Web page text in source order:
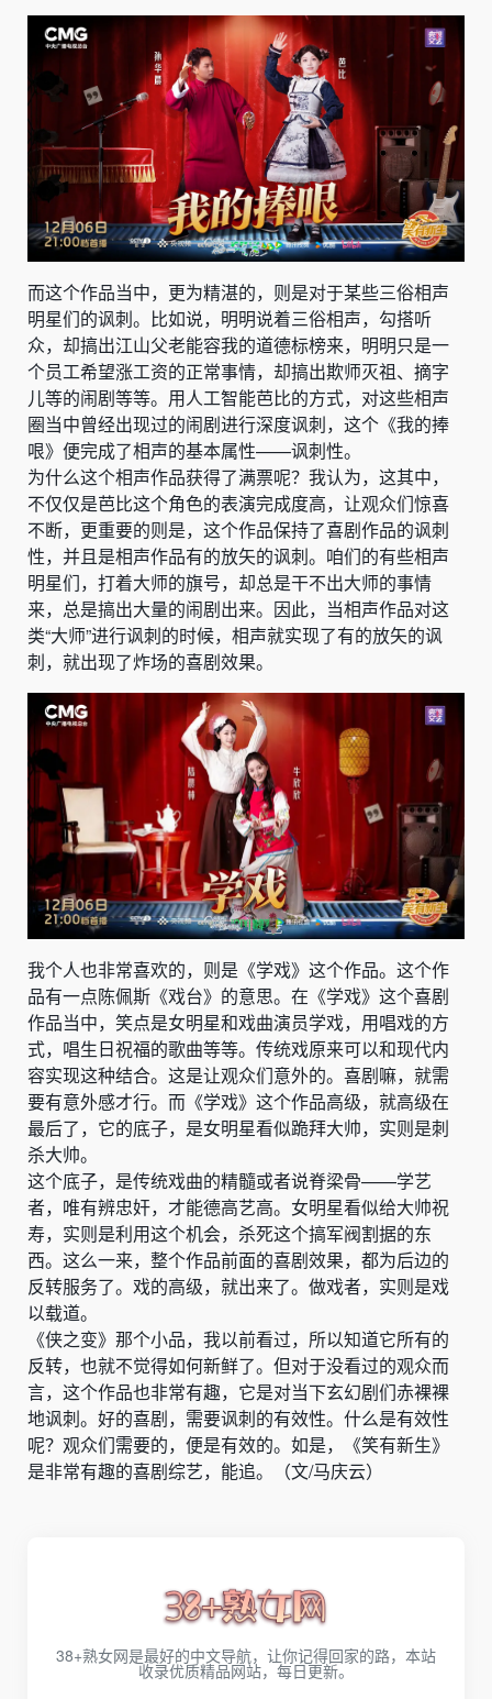
而这个作品当中，更为精湛的，则是对于某些三俗相声
明星们的讽刺。比如说，明明说着三俗相声，勾搭听
众，却搞出江山父老能容我的道德标榜来，明明只是一
个员工希望涨工资的正常事情，却搞出欺师灭祖、摘字
儿等的闹剧等等。用人工智能芭比的方式，对这些相声
圈当中曾经出现过的闹剧进行深度讽刺，这个《我的捧
哏》便完成了相声的基本属性——讽刺性。
为什么这个相声作品获得了满票呢？我认为，这其中，
不仅仅是芭比这个角色的表演完成度高，让观众们惊喜
不断，更重要的则是，这个作品保持了喜剧作品的讽刺
性，并且是相声作品有的放矢的讽刺。咱们的有些相声
明星们，打着大师的旗号，却总是干不出大师的事情
来，总是搞出大量的闹剧出来。因此，当相声作品对这
类“大师”进行讽刺的时候，相声就实现了有的放矢的讽
刺，就出现了炸场的喜剧效果。
我个人也非常喜欢的，则是《学戏》这个作品。这个作
品有一点陈佩斯《戏台》的意思。在《学戏》这个喜剧
作品当中，笑点是女明星和戏曲演员学戏，用唱戏的方
式，唱生日祝福的歌曲等等。传统戏原来可以和现代内
容实现这种结合。这是让观众们意外的。喜剧嘛，就需
要有意外感才行。而《学戏》这个作品高级，就高级在
最后了，它的底子，是女明星看似跪拜大帅，实则是刺
杀大帅。
这个底子，是传统戏曲的精髓或者说脊梁骨——学艺
者，唯有辨忠奸，才能德高艺高。女明星看似给大帅祝
寿，实则是利用这个机会，杀死这个搞军阀割据的东
西。这么一来，整个作品前面的喜剧效果，都为后边的
反转服务了。戏的高级，就出来了。做戏者，实则是戏
以载道。
《侠之变》那个小品，我以前看过，所以知道它所有的
反转，也就不觉得如何新鲜了。但对于没看过的观众而
言，这个作品也非常有趣，它是对当下玄幻剧们赤裸裸
地讽刺。好的喜剧，需要讽刺的有效性。什么是有效性
呢？观众们需要的，便是有效的。如是，《笑有新生》
是非常有趣的喜剧综艺，能追。（文/马庆云）
38+熟女网是最好的中文导航，让你记得回家的路，本站
收录优质精品网站，每日更新。